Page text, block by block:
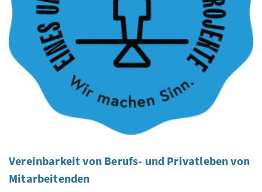
Vereinbarkeit von Berufs- und Privatleben von
Mitarbeitenden